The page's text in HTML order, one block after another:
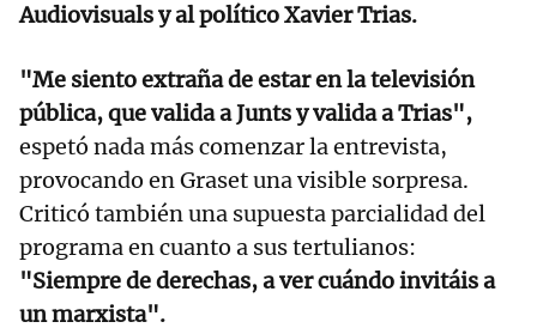
Audiovisuals y al político Xavier Trias.
"Me siento extraña de estar en la televisión
pública, que valida a Junts y valida a Trias",
espetó nada más comenzar la entrevista,
provocando en Graset una visible sorpresa.
Criticó también una supuesta parcialidad del
programa en cuanto a sus tertulianos:
"Siempre de derechas, a ver cuándo invitáis a
un marxista".